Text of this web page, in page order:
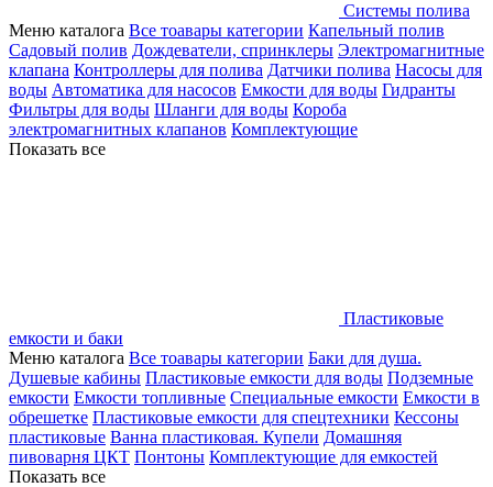
Системы полива
Меню каталога Все тоавары категории Капельный полив
Садовый полив Дождеватели, спринклеры Электромагнитные
клапана Контроллеры для полива Датчики полива Насосы для
воды Автоматика для насосов Емкости для воды Гидранты
Фильтры для воды Шланги для воды Короба
электромагнитных клапанов Комплектующие
Показать все
Пластиковые
емкости и баки
Меню каталога Все тоавары категории Баки для душа.
Душевые кабины Пластиковые емкости для воды Подземные
емкости Емкости топливные Специальные емкости Емкости в
обрешетке Пластиковые емкости для спецтехники Кессоны
пластиковые Ванна пластиковая. Купели Домашняя
пивоварня ЦКТ Понтоны Комплектующие для емкостей
Показать все